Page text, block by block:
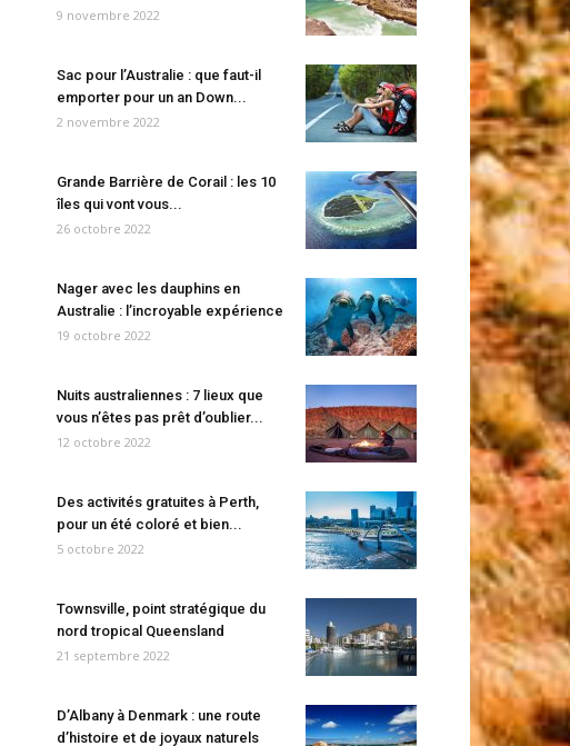
9 novembre 2022
Sac pour l’Australie : que faut-il
emporter pour un an Down...
2 novembre 2022
Grande Barrière de Corail : les 10
îles qui vont vous...
26 octobre 2022
Nager avec les dauphins en
Australie : l’incroyable expérience
19 octobre 2022
Nuits australiennes : 7 lieux que
vous n’êtes pas prêt d’oublier...
12 octobre 2022
Des activités gratuites à Perth,
pour un été coloré et bien...
5 octobre 2022
Townsville, point stratégique du
nord tropical Queensland
21 septembre 2022
D’Albany à Denmark : une route
d’histoire et de joyaux naturels